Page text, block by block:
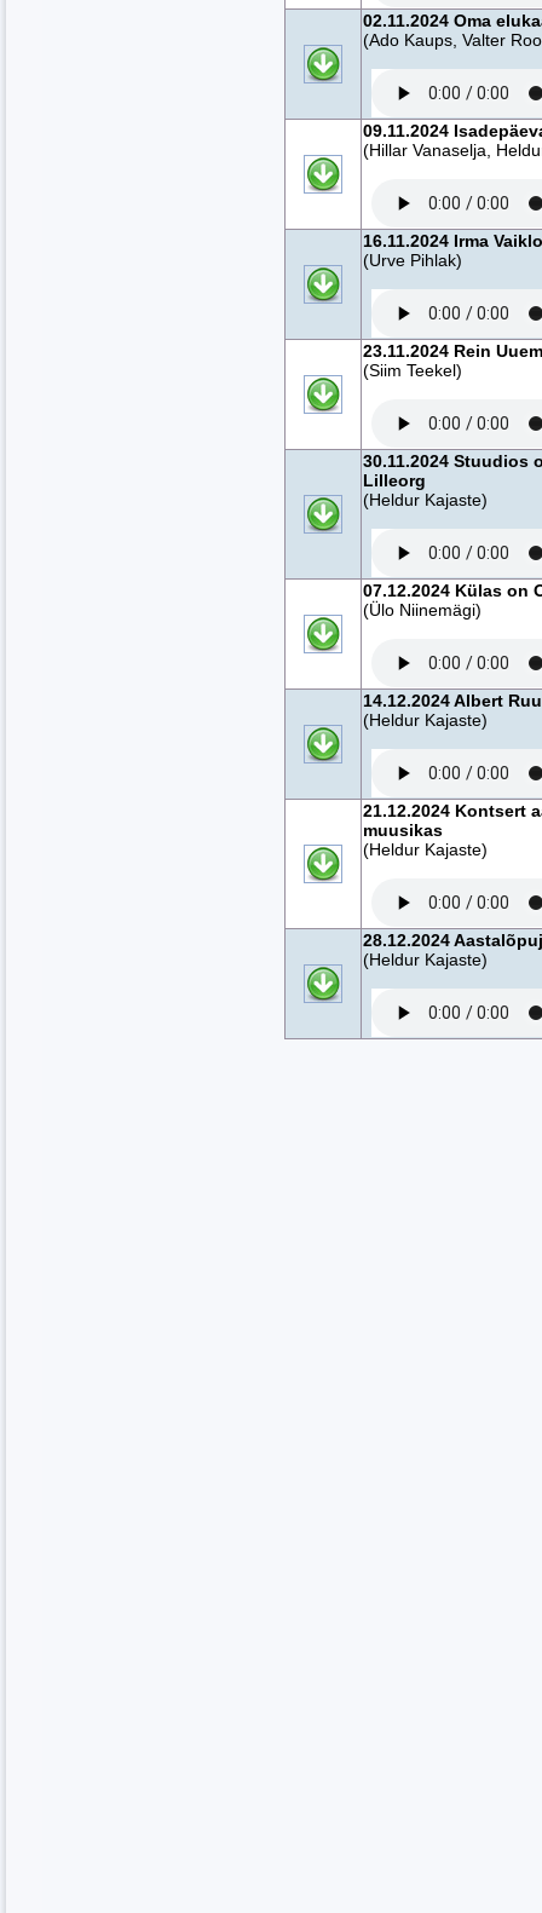
02.11.2024 Oma
(Ado Kaups, Valter
09.11.2024
(Hillar Vanaselja,
16.11.2024 Irma
(Urve Pihlak)
23.11.2024 Rein
(Siim Teekel)
30.11.2024 Stuudios
Lilleorg
(Heldur Kajaste)
07.12.2024 Külas on
(Ülo Niinemägi)
14.12.2024 Albert
(Heldur Kajaste)
21.12.2024 Kontsert
muusikas
(Heldur Kajaste)
28.12.2024
(Heldur Kajaste)